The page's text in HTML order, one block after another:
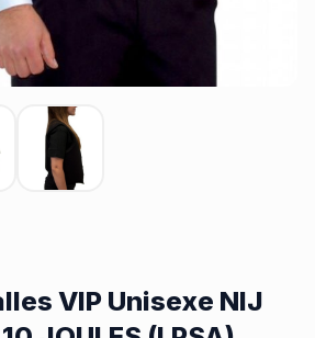
VIP Unisexe NIJ